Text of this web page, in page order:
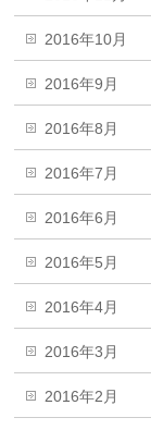
2016年10月
2016年9月
2016年8月
2016年7月
2016年6月
2016年5月
2016年4月
2016年3月
2016年2月